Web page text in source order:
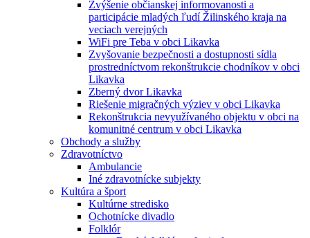
Zvýšenie občianskej informovanosti a
participácie mladých ľudí Žilinského kraja na
veciach verejných
WiFi pre Teba v obci Likavka
Zvyšovanie bezpečnosti a dostupnosti sídla
prostredníctvom rekonštrukcie chodníkov v obci
Likavka
Zberný dvor Likavka
Riešenie migračných výziev v obci Likavka
Rekonštrukcia nevyužívaného objektu v obci na
komunitné centrum v obci Likavka
Obchody a služby
Zdravotníctvo
Ambulancie
Iné zdravotnícke subjekty
Kultúra a šport
Kultúrne stredisko
Ochotnícke divadlo
Folklór